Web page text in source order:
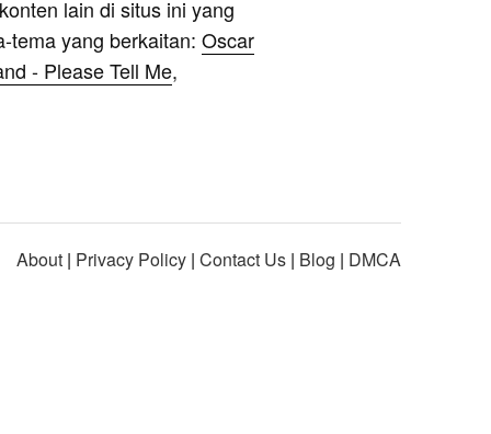
lain di situs ini yang
tema yang berkaitan: Oscar
- Please Tell Me,
About | Privacy Policy | Contact Us | Blog | DMCA